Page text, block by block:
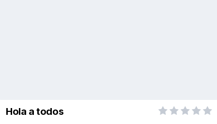
Hola a todos